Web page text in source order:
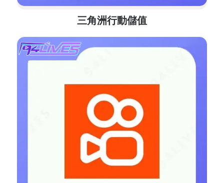
三角洲行動儲值